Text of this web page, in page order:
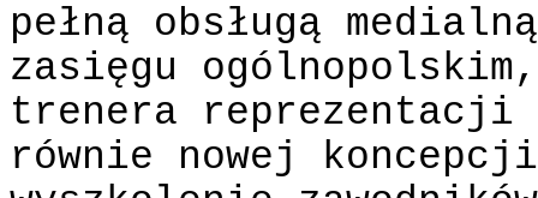
pełną obsługą
zasięgu
trenera reprezentacji
równie nowej